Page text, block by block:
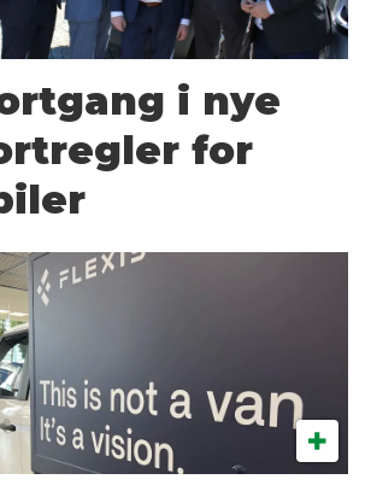
i nye
for